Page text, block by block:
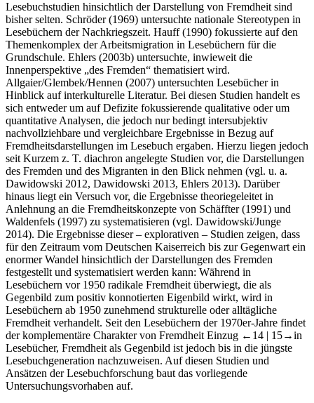
Lesebuchstudien hinsichtlich der Darstellung von Fremdheit sind
bisher selten. Schröder (1969) untersuchte nationale Stereotypen in
Lesebüchern der Nachkriegszeit. Hauff (1990) fokussierte auf den
Themenkomplex der Arbeitsmigration in Lesebüchern für die
Grundschule. Ehlers (2003b) untersuchte, inwieweit die
Innenperspektive „des Fremden“ thematisiert wird.
Allgaier/Glembek/Hennen (2007) untersuchten Lesebücher in
Hinblick auf interkulturelle Literatur. Bei diesen Studien handelt es
sich entweder um auf Defizite fokussierende qualitative oder um
quantitative Analysen, die jedoch nur bedingt intersubjektiv
nachvollziehbare und vergleichbare Ergebnisse in Bezug auf
Fremdheitsdarstellungen im Lesebuch ergaben. Hierzu liegen jedoch
seit Kurzem z. T. diachron angelegte Studien vor, die Darstellungen
des Fremden und des Migranten in den Blick nehmen (vgl. u. a.
Dawidowski 2012, Dawidowski 2013, Ehlers 2013). Darüber
hinaus liegt ein Versuch vor, die Ergebnisse theoriegeleitet in
Anlehnung an die Fremdheitskonzepte von Schäffter (1991) und
Waldenfels (1997) zu systematisieren (vgl. Dawidowski/Junge
2014). Die Ergebnisse dieser – explorativen – Studien zeigen, dass
für den Zeitraum vom Deutschen Kaiserreich bis zur Gegenwart ein
enormer Wandel hinsichtlich der Darstellungen des Fremden
festgestellt und systematisiert werden kann: Während in
Lesebüchern vor 1950 radikale Fremdheit überwiegt, die als
Gegenbild zum positiv konnotierten Eigenbild wirkt, wird in
Lesebüchern ab 1950 zunehmend strukturelle oder alltägliche
Fremdheit verhandelt. Seit den Lesebüchern der 1970er-Jahre findet
der komplementäre Charakter von Fremdheit Einzug ←14 | 15→in
Lesebücher, Fremdheit als Gegenbild ist jedoch bis in die jüngste
Lesebuchgeneration nachzuweisen. Auf diesen Studien und
Ansätzen der Lesebuchforschung baut das vorliegende
Untersuchungsvorhaben auf.